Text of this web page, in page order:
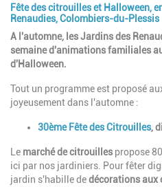
Fête des citrouilles et Halloween,
Renaudies, Colombiers-du-Plessis
A l'automne, les Jardins des
semaine d'animations familiales
d'Halloween.
Tout un programme est proposé
joyeusement dans l'automne :
30ème Fête des Citrouilles,
Le marché de citrouilles propose
ici par nos jardiniers. Pour fêter
jardin s'habille dedécorations aux